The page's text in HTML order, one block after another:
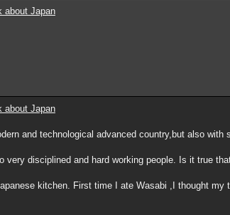
about Japan
about Japan
and technological advanced country,but also
very disciplined and hard working people. Is it true
kitchen. First time I ate Wasabi ,I thought my